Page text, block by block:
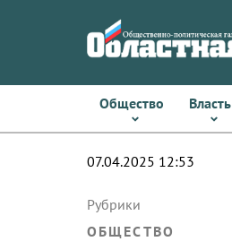
Общество Власть
07.04.2025 12:53
Рубрики
ОБЩЕСТВО